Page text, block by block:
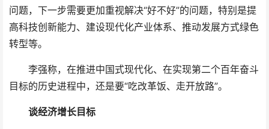
问题，下一步需要更加重视解决“好不好”的问题，特别是提
高科技创新能力、建设现代化产业体系、推动发展方式绿色
转型等。
李强称，在推进中国式现代化、在实现第二个百年奋斗
目标的历史进程中，还是要“吃改革饭、走开放路”。
谈经济增长目标